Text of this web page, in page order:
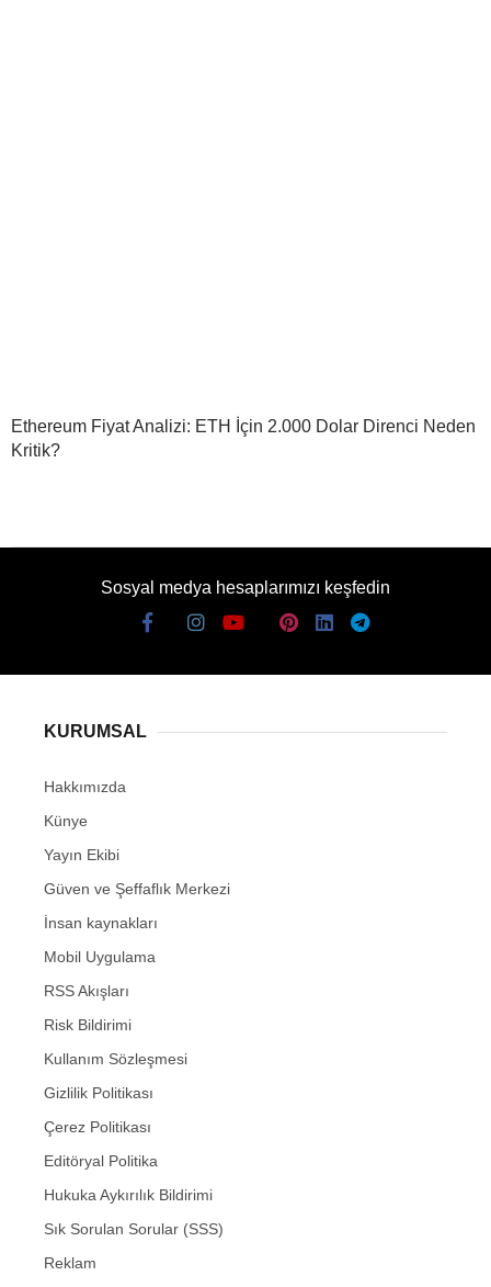
Ethereum Fiyat Analizi: ETH İçin 2.000 Dolar Direnci Neden
Kritik?
Sosyal medya hesaplarımızı keşfedin
KURUMSAL
Hakkımızda
Künye
Yayın Ekibi
Güven ve Şeffaflık Merkezi
İnsan kaynakları
Mobil Uygulama
RSS Akışları
Risk Bildirimi
Kullanım Sözleşmesi
Gizlilik Politikası
Çerez Politikası
Editöryal Politika
Hukuka Aykırılık Bildirimi
Sık Sorulan Sorular (SSS)
Reklam